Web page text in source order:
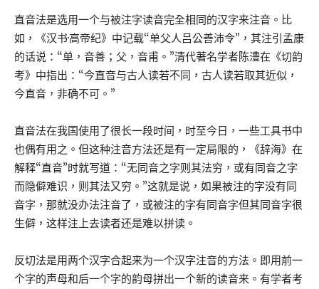
直音法是选用一个与被注字读音完全相同的汉字来注音。比
如，《汉书·高帝纪》中记载“单父人吕公善沛令”，其注引孟康
的话说：“单，音善；父，音甫。”清代著名学者陈澧在《切韵
考》中指出：“今直音与古人读若不同，古人读若取其近似，
今直音，非确不可。”
直音法在我国使用了很长一段时间，时至今日，一些工具书中
也偶有用之。但这种注音方法还是有一定局限的，《辞海》在
解释“直音”时就写道：“无同音之字则其法穷，或有同音之字
而隐僻难识，则其法又穷。”这就是说，如果被注的字没有同
音字，那就没办法注音了，或被注的字有同音字但其同音字很
生僻，这样注上去读者还是难以拼读。
反切法是用两个汉字合起来为一个汉字注音的方法。即用前一
个字的声母和后一个字的韵母拼出一个新的读音来。有学者考